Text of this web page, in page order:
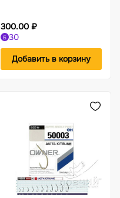
300.00 ₽
Б 30
Добавить в корзину